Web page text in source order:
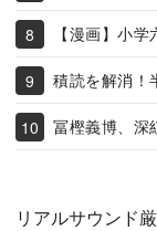
【漫画】小
積読を解消！
冨樫義博、深
リアルサウンド